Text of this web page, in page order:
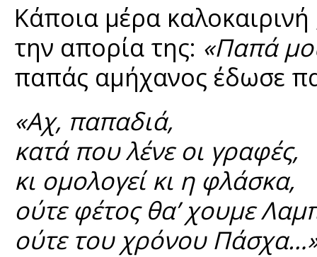
Κάποια μέρα
την απορία της: «Παπά
παπάς αμήχανος έδωσε
«Αχ, παπαδιά,
κατά που λένε οι γραφές,
κι ομολογεί κι η φλάσκα,
ούτε φέτος θα’ χουμε
ούτε του χρόνου